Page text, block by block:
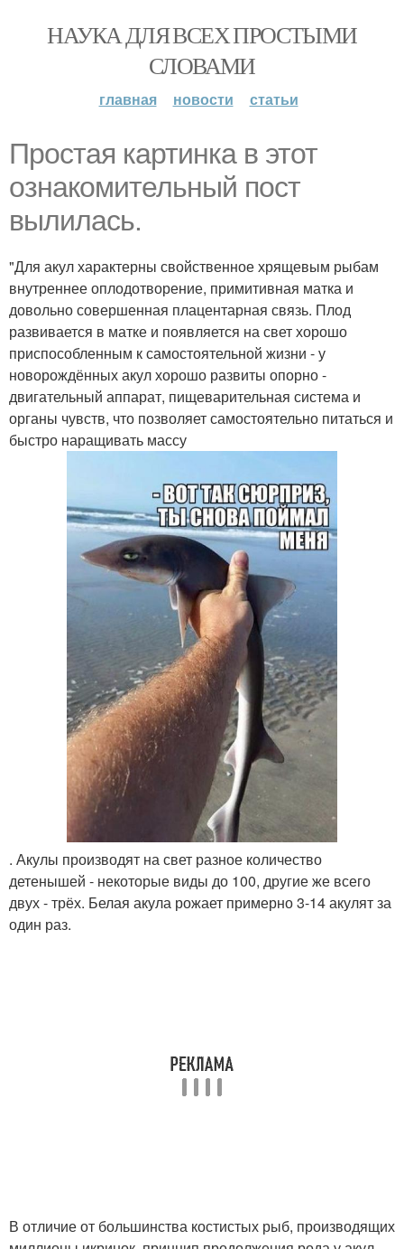
НАУКА ДЛЯ ВСЕХ ПРОСТЫМИ
СЛОВАМИ
главная новости статьи
Простая картинка в этот
ознакомительный пост
вылилась.
"Для акул характерны свойственное хрящевым рыбам
внутреннее оплодотворение, примитивная матка и
довольно совершенная плацентарная связь. Плод
развивается в матке и появляется на свет хорошо
приспособленным к самостоятельной жизни - у
новорождённых акул хорошо развиты опорно -
двигательный аппарат, пищеварительная система и
органы чувств, что позволяет самостоятельно питаться и
быстро наращивать массу
. Акулы производят на свет разное количество
детенышей - некоторые виды до 100, другие же всего
двух - трёх. Белая акула рожает примерно 3-14 акулят за
один раз.
В отличие от большинства костистых рыб, производящих